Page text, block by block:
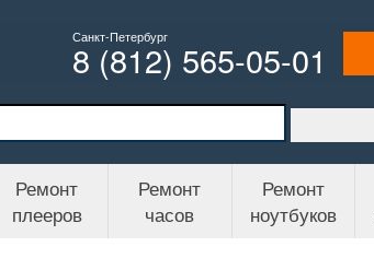
Санкт-Петербург
8 (812) 565-05-01
Ремонт
плееров
Ремонт
часов
Ремонт
ноутбуков